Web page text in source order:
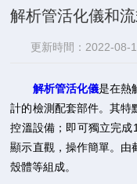
解析管活化儀和
更新時間：2022-08-
解析管活化儀是在熱
計的檢測配套部件。其特
控溫設備；即可獨立完成
顯示直觀，操作簡單。由
殼體等組成。